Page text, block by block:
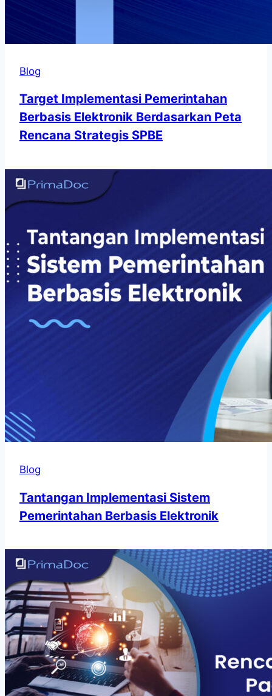
Blog
Target Implementasi Pemerintahan
Berbasis Elektronik Berdasarkan Peta
Rencana Strategis SPBE
Blog
Tantangan Implementasi Sistem
Pemerintahan Berbasis Elektronik